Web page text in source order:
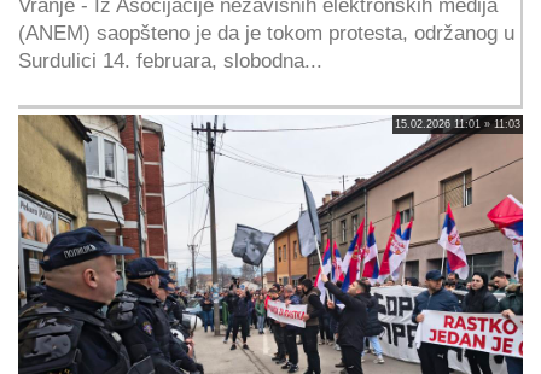
Vranje - Iz Asocijacije nezavisnih elektronskih medija
(ANEM) saopšteno je da je tokom protesta, održanog u
Surdulici 14. februara, slobodna...
15.02.2026 11:01 » 11:03